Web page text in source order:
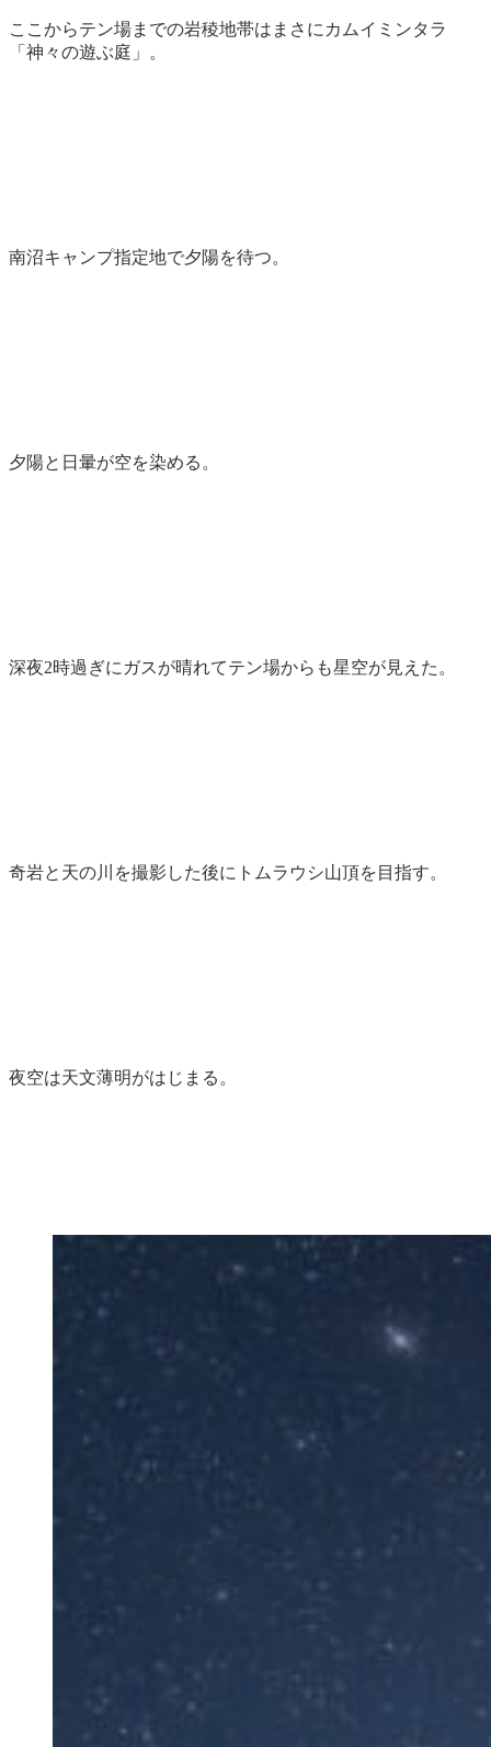
ここからテン場までの岩稜地帯はまさにカムイミンタラ
「神々の遊ぶ庭」。
南沼キャンプ指定地で夕陽を待つ。
夕陽と日暈が空を染める。
深夜2時過ぎにガスが晴れてテン場からも星空が見えた。
奇岩と天の川を撮影した後にトムラウシ山頂を目指す。
夜空は天文薄明がはじまる。